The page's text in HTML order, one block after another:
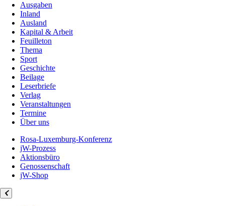
Ausgaben
Inland
Ausland
Kapital & Arbeit
Feuilleton
Thema
Sport
Geschichte
Beilage
Leserbriefe
Verlag
Veranstaltungen
Termine
Über uns
Rosa-Luxemburg-Konferenz
jW-Prozess
Aktionsbüro
Genossenschaft
jW-Shop